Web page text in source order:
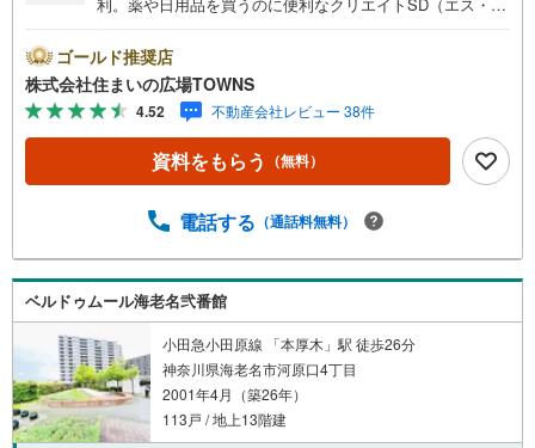
クも自転車も安心して停めることができます。交通のアク
セスがしやすくと色んな所に行きやすいです。広々とした
ワイドバルコニーをご活用いただけます。バルコニーの広
さは9.76平米です。3LDKの物件で快適な日々を過ごしまし
ゴールド推奨店
株式会社住まいの広場TOWNS
4.52 不動産会社レビュー 38件
資料をもらう （無料）
電話する （通話料無料）
ベルドゥムール海老名弐番館
小田急小田原線 「本厚木」駅 徒歩26分
神奈川県海老名市河原口4丁目
2001年4月（築26年）
113戸 / 地上13階建